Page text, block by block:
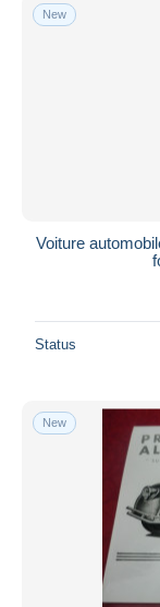
New
Voiture
Status
New